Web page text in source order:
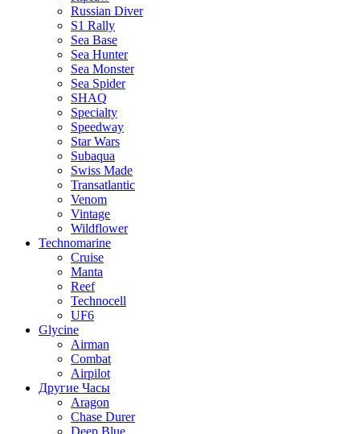
Russian Diver
S1 Rally
Sea Base
Sea Hunter
Sea Monster
Sea Spider
SHAQ
Specialty
Speedway
Star Wars
Subaqua
Swiss Made
Transatlantic
Venom
Vintage
Wildflower
Technomarine
Cruise
Manta
Reef
Technocell
UF6
Glycine
Airman
Combat
Airpilot
Другие Часы
Aragon
Chase Durer